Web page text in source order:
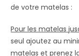
de votre matelas :
Pour les matelas
seul ajoutez au
matelas et prenez